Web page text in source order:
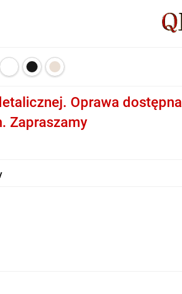
Oprawa dostępna
Zapraszamy